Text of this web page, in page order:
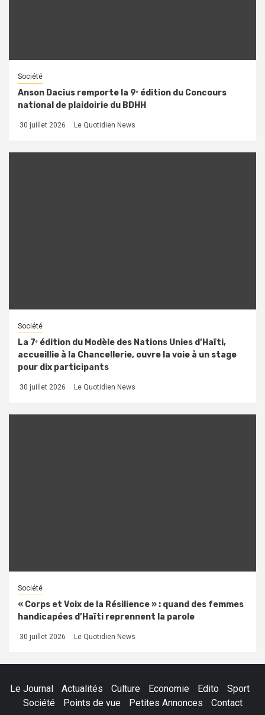
Société
Anson Dacius remporte la 9ᵉ édition du Concours
national de plaidoirie du BDHH
30 juillet 2026 Le Quotidien News
Société
La 7ᵉ édition du Modèle des Nations Unies d’Haïti,
accueillie à la Chancellerie, ouvre la voie à un stage
pour dix participants
30 juillet 2026 Le Quotidien News
Société
« Corps et Voix de la Résilience » : quand des femmes
handicapées d’Haïti reprennent la parole
30 juillet 2026 Le Quotidien News
Le Journal Actualités Culture Economie Edito
Sport
Société
Points de vue Petites Annonces Contact